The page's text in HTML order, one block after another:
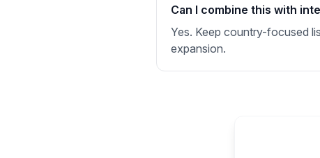
Can I combine this with
Yes. Keep country-focused
expansion.